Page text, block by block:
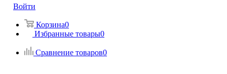
Войти
Корзина0
Избранные товары0
Сравнение товаров0